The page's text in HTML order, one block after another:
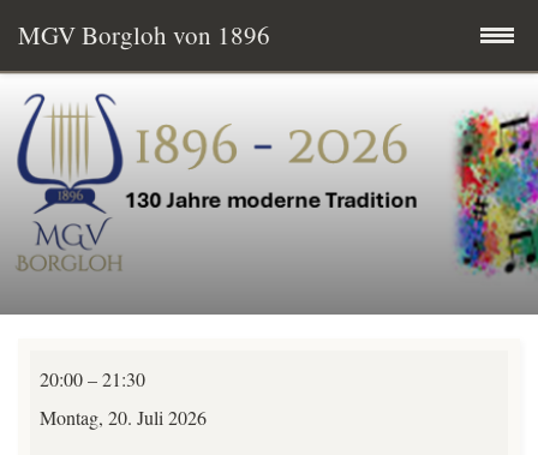
MGV Borgloh von 1896
Zum
Inhalt
springen
Startseite
Termine
MGV aktuell
Wissenswertes
Mitglied werden
TeutoChoriFeen
Chorprobe
20:00–21:30
Montag, 20. Juli 2026